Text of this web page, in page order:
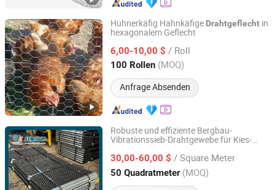
Hühnerkäfig Hahnkäfige Drahtgeflecht in
hexagonalem Geflecht
6,00-10,00 $ / Roll
100 Rollen (MOQ)
Anfrage Absenden
Tianjin Xinhaohan Building Materials Technology Co., Ltd.
Tianjin, China Seit 2025
Robuste und effiziente Bergbau-
Vibrationssieb-Drahtgewebe für Kies-
30,00-60,00 $ / Square Meter
50 Quadratmeter (MOQ)
ANPING REDSTAR WIRE MESH MFG CO., LTD
Hebei, China Seit 2011